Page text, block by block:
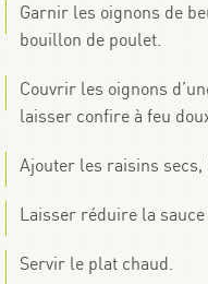
Garnir les oignons de
bouillon de poulet.
Couvrir les oignons
laisser confire à feu
Ajouter les raisins
Laisser réduire la
Servir le plat chaud.